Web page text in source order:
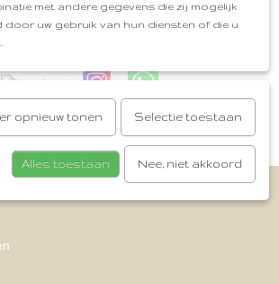
en volg ons ook op social media!
met andere gegevens die zij mogelijk
door uw gebruik van hun diensten of die u
opnieuw tonen Selectie toestaan
Alles toestaan Nee, niet akkoord